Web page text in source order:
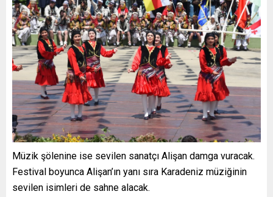
Müzik şölenine ise sevilen sanatçı Alişan damga vuracak.
Festival boyunca Alişan’ın yanı sıra Karadeniz müziğinin
sevilen isimleri de sahne alacak.